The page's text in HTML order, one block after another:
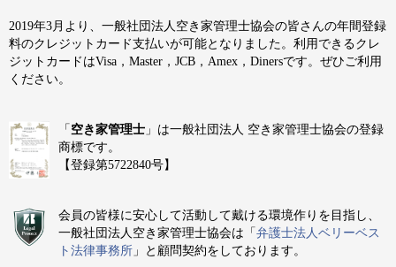
2019年3月より、一般社団法人空き家管理士協会の皆さんの年間登録
料のクレジットカード支払いが可能となりました。利用できるクレ
ジットカードはVisa，Master，JCB，Amex，Dinersです。ぜひご利用
ください。
「 空き家管理士 」は一般社団法人 空き家管理士協会の登録
商標です。
【登録第5722840号】
会員の皆様に安心して活動して戴ける環境作りを目指し、
一般社団法人空き家管理士協会は「弁護士法人ベリーベス
ト法律事務所 」と顧問契約をしております。